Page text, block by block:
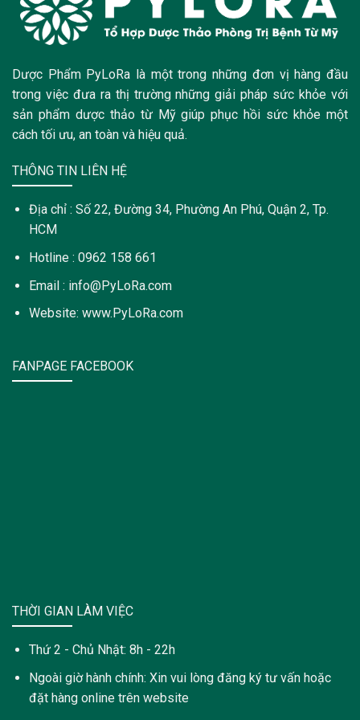
Dược Phẩm PyLoRa là một trong những đơn vị hàng đầu
trong việc đưa ra thị trường những giải pháp sức khỏe với
sản phẩm dược thảo từ Mỹ giúp phục hồi sức khỏe một
cách tối ưu, an toàn và hiệu quả.
THÔNG TIN LIÊN HỆ
Địa chỉ : Số 22, Đường 34, Phường An Phú, Quận 2, Tp.
HCM
Hotline : 0962 158 661
Email : info@PyLoRa.com
Website: www.PyLoRa.com
FANPAGE FACEBOOK
THỜI GIAN LÀM VIỆC
Thứ 2 - Chủ Nhật: 8h - 22h
Ngoài giờ hành chính: Xin vui lòng đăng ký tư vấn hoặc
đặt hàng online trên website